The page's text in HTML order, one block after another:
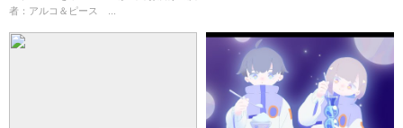
者：アルコ＆ピース ...